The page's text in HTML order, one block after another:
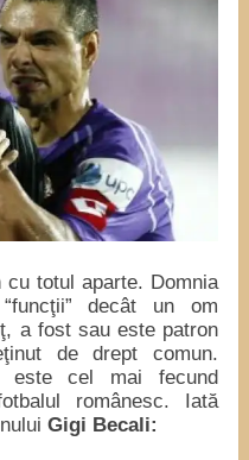
totul aparte. Domnia
decât un om
a fost sau este patron
de drept comun.
este cel mai fecund
românesc. Iată
Gigi Becali: